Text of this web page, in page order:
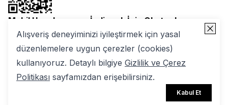
Alışveriş deneyiminizi iyileştirmek için yasal
düzenlemelere uygun çerezler (cookies)
kullanıyoruz. Detaylı bilgiye Gizlilik ve Çerez
Politikası sayfamızdan erişebilirsiniz.
Kabul Et
Mobil Uygulamamızı İndirmek İçin Okutun!
2025 Nuuwears. Tüm Hakları Saklıdır | ikas E-ticaret